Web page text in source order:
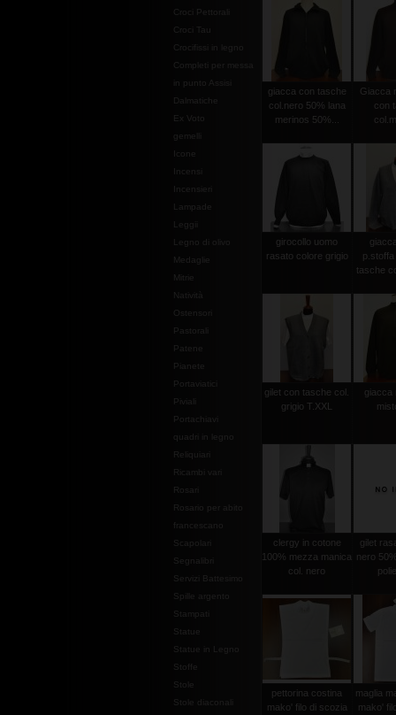
Croci Pettorali
Croci Tau
Crocifissi in legno
Completi per messa
in punto Assisi
Dalmatiche
Ex Voto
gemelli
Leggii
Legno di olivo
Medaglie
Mitrie
Natività
Ostensori
Pastorali
Patene
Pianete
Portaviatici
Piviali
Portachiavi
quadri in legno
Reliquiari
Ricambi vari
Rosari
Rosario per abito
francescano
Scapolari
Segnalibri
Servizi Battesimo
Spille argento
Stampati
Statue
Statue in Legno
Stoffe
Stole
Stole diaconali
giacca con tasche
col.nero 50% lana
merinos 50%...
Giacca
con
girocollo uomo
rasato colore grigio
tasche
gilet con tasche col.
grigio T.XXL
giacca
clergy in cotone
100% mezza manica
col. nero
gilet
nero
pettorina costina
mako' filo di scozia
maglia
mako'